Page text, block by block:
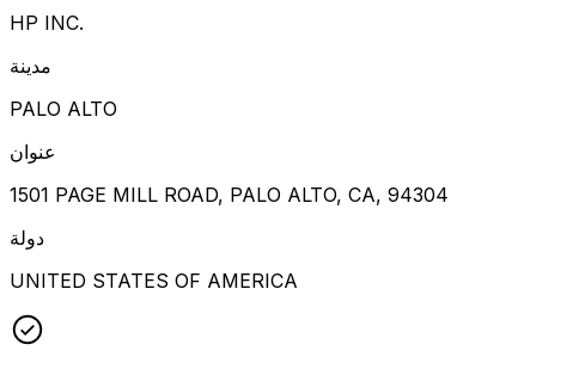
HP INC.
مدينة
PALO ALTO
عنوان
1501 PAGE MILL ROAD, PALO ALTO, CA, 94304
دولة
UNITED STATES OF AMERICA